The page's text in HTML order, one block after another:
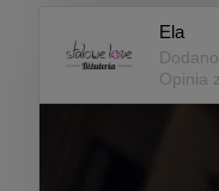
Ela
Opinia